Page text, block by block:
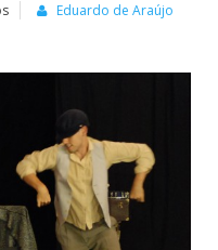
Eduardo de Araújo